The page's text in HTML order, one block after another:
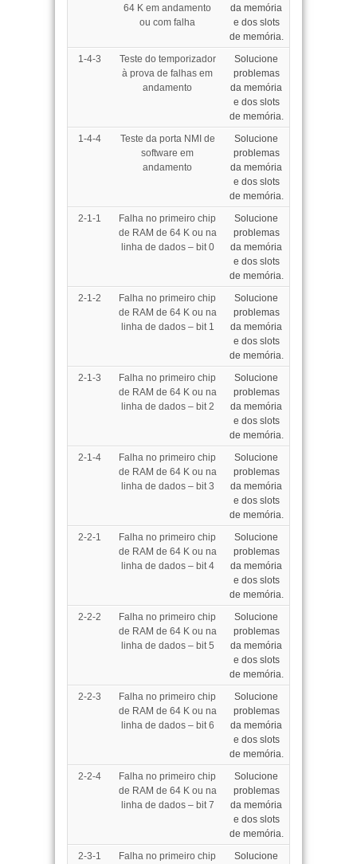
64 K em andamento
ou com falha
da memória
e dos slots
de memória.
1-4-3
Teste do temporizador
à prova de falhas em
andamento
Solucione
problemas
da memória
e dos slots
de memória.
1-4-4
Teste da porta NMI de
software em
andamento
Solucione
problemas
da memória
e dos slots
de memória.
2-1-1
Falha no primeiro chip
de RAM de 64 K ou na
linha de dados – bit 0
Solucione
problemas
da memória
e dos slots
de memória.
2-1-2
Falha no primeiro chip
de RAM de 64 K ou na
linha de dados – bit 1
Solucione
problemas
da memória
e dos slots
de memória.
2-1-3
Falha no primeiro chip
de RAM de 64 K ou na
linha de dados – bit 2
Solucione
problemas
da memória
e dos slots
de memória.
2-1-4
Falha no primeiro chip
de RAM de 64 K ou na
linha de dados – bit 3
Solucione
problemas
da memória
e dos slots
de memória.
2-2-1
Falha no primeiro chip
de RAM de 64 K ou na
linha de dados – bit 4
Solucione
problemas
da memória
e dos slots
de memória.
2-2-2
Falha no primeiro chip
de RAM de 64 K ou na
linha de dados – bit 5
Solucione
problemas
da memória
e dos slots
de memória.
2-2-3
Falha no primeiro chip
de RAM de 64 K ou na
linha de dados – bit 6
Solucione
problemas
da memória
e dos slots
de memória.
2-2-4
Falha no primeiro chip
de RAM de 64 K ou na
linha de dados – bit 7
Solucione
problemas
da memória
e dos slots
de memória.
2-3-1
Falha no primeiro chip
Solucione